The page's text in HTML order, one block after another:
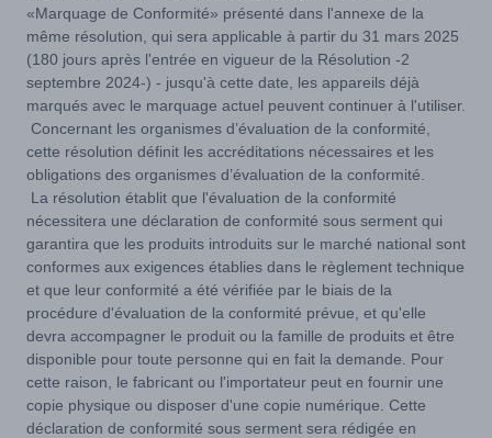
«Marquage de Conformité» présenté dans l'annexe de la
même résolution, qui sera applicable à partir du 31 mars 2025
(180 jours après l'entrée en vigueur de la Résolution -2
septembre 2024-) - jusqu'à cette date, les appareils déjà
marqués avec le marquage actuel peuvent continuer à l'utiliser.
Concernant les organismes d’évaluation de la conformité,
cette résolution définit les accréditations nécessaires et les
obligations des organismes d’évaluation de la conformité.
La résolution établit que l'évaluation de la conformité
nécessitera une déclaration de conformité sous serment qui
garantira que les produits introduits sur le marché national sont
conformes aux exigences établies dans le règlement technique
et que leur conformité a été vérifiée par le biais de la
procédure d'évaluation de la conformité prévue, et qu'elle
devra accompagner le produit ou la famille de produits et être
disponible pour toute personne qui en fait la demande. Pour
cette raison, le fabricant ou l'importateur peut en fournir une
copie physique ou disposer d'une copie numérique. Cette
déclaration de conformité sous serment sera rédigée en